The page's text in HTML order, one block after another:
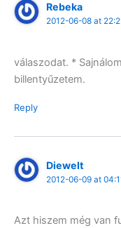
Rebeka
2012-06-08 at
válaszodat. *
billentyűzetem.
Reply
Diewelt
2012-06-09 at
Azt hiszem még van